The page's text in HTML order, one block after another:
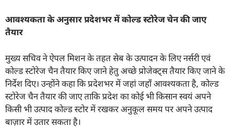
आवश्यकता के अनुसार प्रदेशभर में कोल्ड स्टोरेज चेन की जाए
तैयार
मुख्य सचिव ने ऐपल मिशन के तहत सेब के उत्पादन के लिए नर्सरी एवं
कोल्ड स्टोरेज चैन तैयार किए जाने हेतु अच्छे प्रोजेक्ट्स तैयार किए जाने के
निर्देश दिए। उन्होंने कहा कि प्रदेशभर में जहां जहाँ आवश्यकता है, कोल्ड
स्टोरेज चैन तैयार की जाए ताकि प्रदेश का कोई भी किसान स्वयं अपने
किसी भी उत्पाद कोल्ड स्टोर में रखकर अनुकूल समय पर अपने उत्पाद
बाज़ार में उतार सकता है।